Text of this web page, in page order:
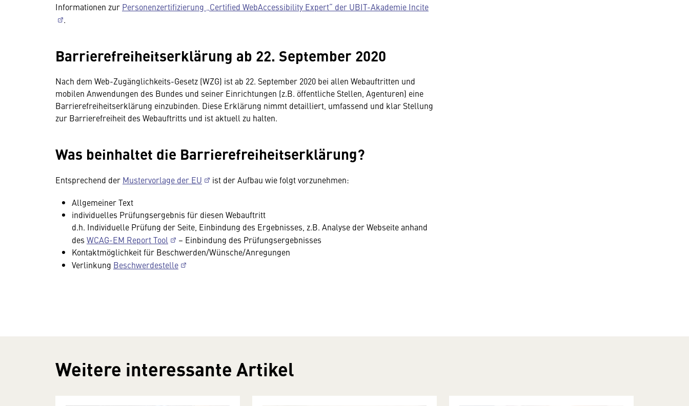
Informationen zur Personenzertifizierung „Certified WebAccessibility Expert“ der UBIT-Akademie Incite
.
Barrierefreiheitserklärung ab 22. September 2020
Nach dem Web-Zugänglichkeits-Gesetz (WZG) ist ab 22. September 2020 bei allen Webauftritten und
mobilen Anwendungen des Bundes und seiner Einrichtungen (z.B. öffentliche Stellen, Agenturen) eine
Barrierefreiheitserklärung einzubinden. Diese Erklärung nimmt detailliert, umfassend und klar Stellung
zur Barrierefreiheit des Webauftritts und ist aktuell zu halten.
Was beinhaltet die Barrierefreiheitserklärung?
Entsprechend der Mustervorlage der EU
ist der Aufbau wie folgt vorzunehmen:
Allgemeiner Text
individuelles Prüfungsergebnis für diesen Webauftritt
d.h. Individuelle Prüfung der Seite, Einbindung des Ergebnisses, z.B. Analyse der Webseite anhand
des WCAG-EM Report Tool
– Einbindung des Prüfungsergebnisses
Kontaktmöglichkeit für Beschwerden/Wünsche/Anregungen
Verlinkung Beschwerdestelle
Weitere interessante Artikel